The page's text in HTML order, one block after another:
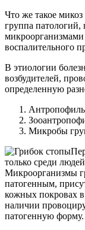
Что же такое
группа
воспалительного
В этиологии
возбудителей,
определенную
Микробы
только среди
Микроорганизмы
патогенным,
кожных покровах
наличии
патогенную форму.